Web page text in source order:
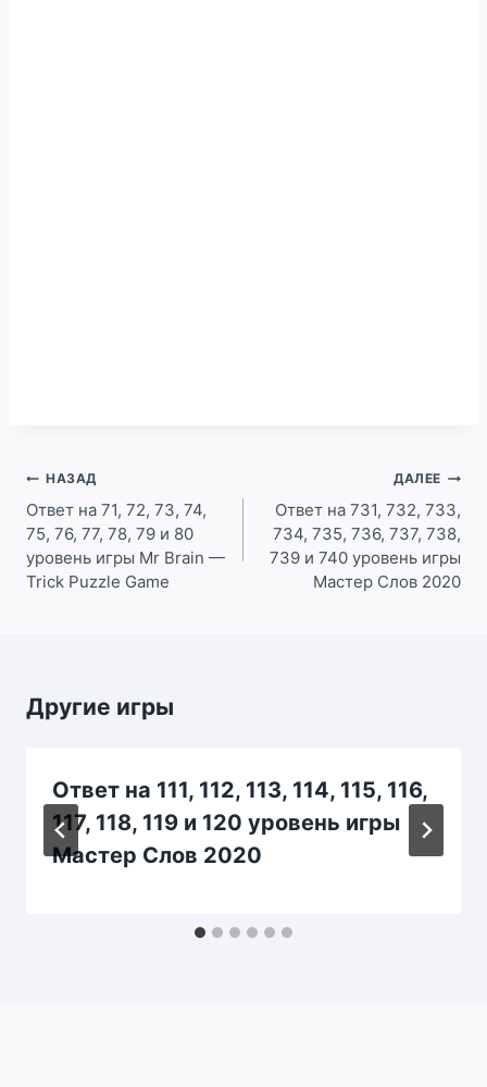
Навигация
по
записям
НАЗАД
Ответ на 71, 72, 73, 74,
75, 76, 77, 78, 79 и 80
уровень игры Mr Brain —
Trick Puzzle Game
ДАЛЕЕ
Ответ на 731, 732, 733,
734, 735, 736, 737, 738,
739 и 740 уровень игры
Мастер Слов 2020
Другие игры
Ответ на 111, 112, 113, 114, 115, 116,
117, 118, 119 и 120 уровень игры
Мастер Слов 2020